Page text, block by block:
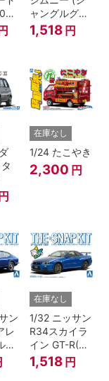
ャングルグリ
ー ン)
1,518 円
円
在庫なし
1/24 たこやき
2,300 円
ン
レ
ー
在庫なし
1/32 ニッサン
R34スカイラ
イン GT-R(ベ
イサイドブル
ー)
1,518 円